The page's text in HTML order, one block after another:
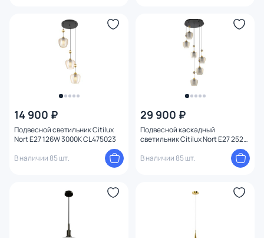
14 900 ₽
Подвесной светильник Citilux
Nort E27 126W 3000К CL475023
В наличии 85 шт.
29 900 ₽
Подвесной каскадный
светильник Citilux Nort E27 252W
В наличии 85 шт.